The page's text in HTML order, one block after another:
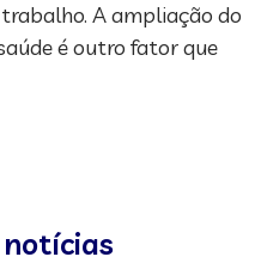
A ampliação do
é outro fator que